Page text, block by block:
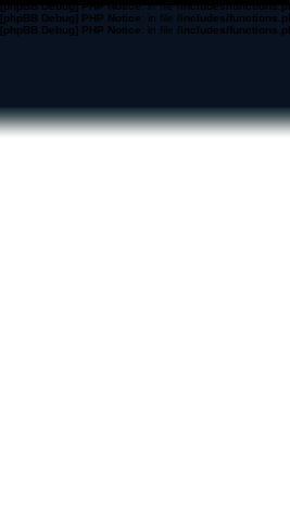
[phpBB Debug] PHP Notice: in file/includes/
[phpBB Debug] PHP Notice: in file /includes/
[phpBB Debug] PHP Notice: in file /includes/